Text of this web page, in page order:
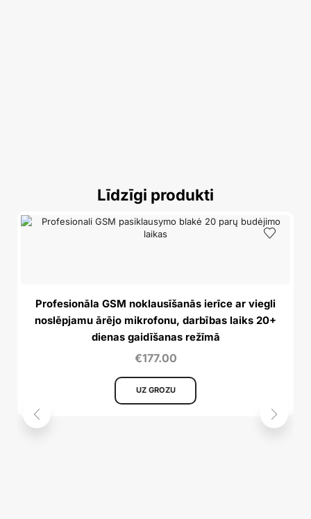
Līdzīgi produkti
Profesionāla GSM noklausīšanās ierīce ar viegli
noslēpjamu ārējo mikrofonu, darbības laiks 20+
dienas gaidīšanas režīmā
€177.00
UZ GROZU